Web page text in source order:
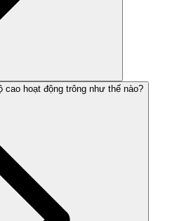
cao hoạt động trông như thế nào?